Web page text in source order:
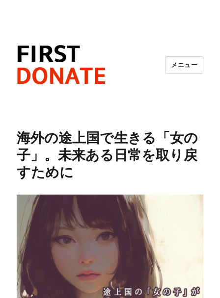
メニュー
海外の途上国で生きる「女の
子」。未来ある日常を取り戻
すために